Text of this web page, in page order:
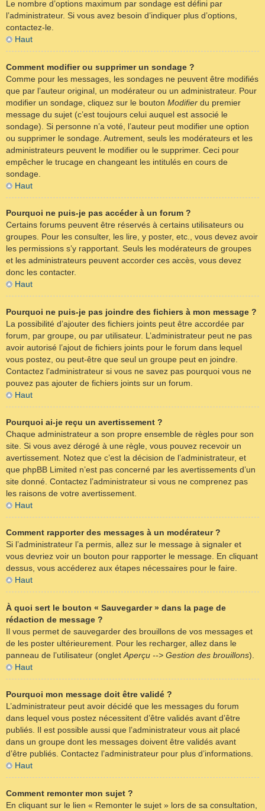
Le nombre d’options maximum par sondage est défini par
l’administrateur. Si vous avez besoin d’indiquer plus d’options,
contactez-le.
Haut
Comment modifier ou supprimer un sondage ?
Comme pour les messages, les sondages ne peuvent être modifiés
que par l’auteur original, un modérateur ou un administrateur. Pour
modifier un sondage, cliquez sur le bouton Modifier du premier
message du sujet (c’est toujours celui auquel est associé le
sondage). Si personne n’a voté, l’auteur peut modifier une option
ou supprimer le sondage. Autrement, seuls les modérateurs et les
administrateurs peuvent le modifier ou le supprimer. Ceci pour
empêcher le trucage en changeant les intitulés en cours de
sondage.
Haut
Pourquoi ne puis-je pas accéder à un forum ?
Certains forums peuvent être réservés à certains utilisateurs ou
groupes. Pour les consulter, les lire, y poster, etc., vous devez avoir
les permissions s’y rapportant. Seuls les modérateurs de groupes
et les administrateurs peuvent accorder ces accès, vous devez
donc les contacter.
Haut
Pourquoi ne puis-je pas joindre des fichiers à mon message ?
La possibilité d’ajouter des fichiers joints peut être accordée par
forum, par groupe, ou par utilisateur. L’administrateur peut ne pas
avoir autorisé l’ajout de fichiers joints pour le forum dans lequel
vous postez, ou peut-être que seul un groupe peut en joindre.
Contactez l’administrateur si vous ne savez pas pourquoi vous ne
pouvez pas ajouter de fichiers joints sur un forum.
Haut
Pourquoi ai-je reçu un avertissement ?
Chaque administrateur a son propre ensemble de règles pour son
site. Si vous avez dérogé à une règle, vous pouvez recevoir un
avertissement. Notez que c’est la décision de l’administrateur, et
que phpBB Limited n’est pas concerné par les avertissements d’un
site donné. Contactez l’administrateur si vous ne comprenez pas
les raisons de votre avertissement.
Haut
Comment rapporter des messages à un modérateur ?
Si l’administrateur l’a permis, allez sur le message à signaler et
vous devriez voir un bouton pour rapporter le message. En cliquant
dessus, vous accéderez aux étapes nécessaires pour le faire.
Haut
À quoi sert le bouton « Sauvegarder » dans la page de
rédaction de message ?
Il vous permet de sauvegarder des brouillons de vos messages et
de les poster ultérieurement. Pour les recharger, allez dans le
panneau de l’utilisateur (onglet Aperçu --> Gestion des brouillons).
Haut
Pourquoi mon message doit être validé ?
L’administrateur peut avoir décidé que les messages du forum
dans lequel vous postez nécessitent d’être validés avant d’être
publiés. Il est possible aussi que l’administrateur vous ait placé
dans un groupe dont les messages doivent être validés avant
d’être publiés. Contactez l’administrateur pour plus d’informations.
Haut
Comment remonter mon sujet ?
En cliquant sur le lien « Remonter le sujet » lors de sa consultation,